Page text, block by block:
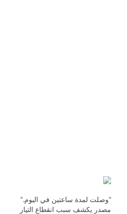
“وصلت لمدة ساعتين في اليوم.”
مصدر يكشف سبب انقطاع التيار